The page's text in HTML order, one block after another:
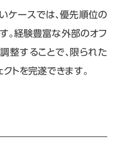
ケースでは、優先順位の
。経験豊富な外部のオフ
整することで、限られた
トを完遂できます。